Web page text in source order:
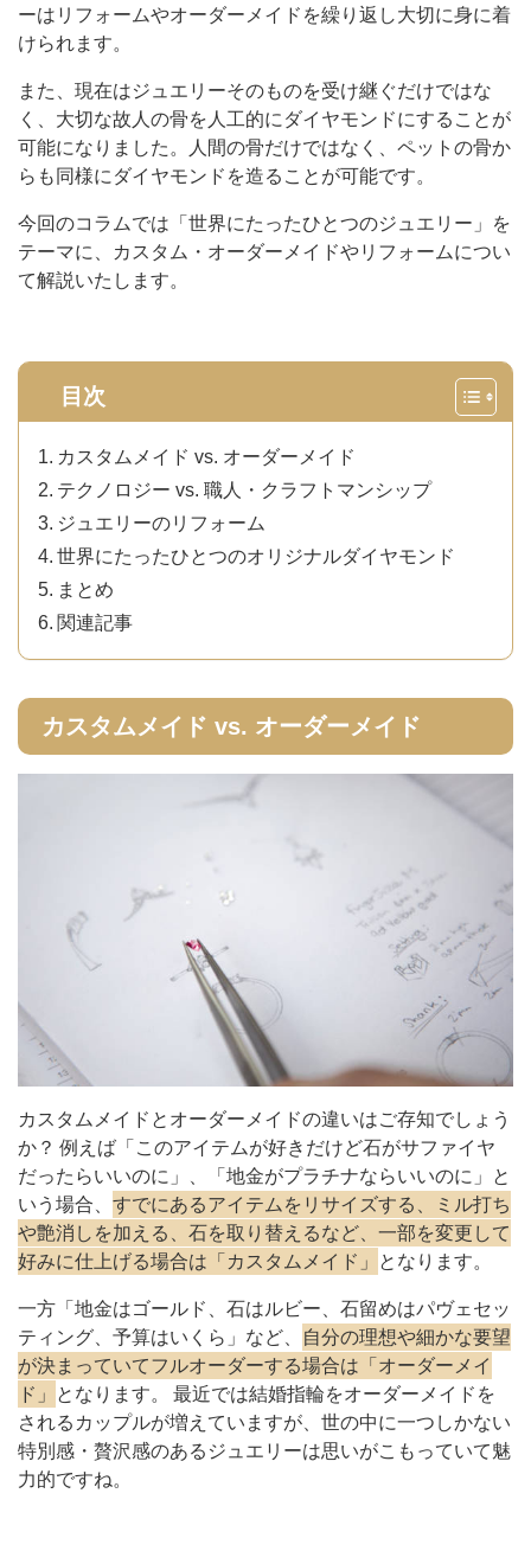
ーはリフォームやオーダーメイドを繰り返し大切に身に着
けられます。
また、現在はジュエリーそのものを受け継ぐだけではな
く、大切な故人の骨を人工的にダイヤモンドにすることが
可能になりました。人間の骨だけではなく、ペットの骨か
らも同様にダイヤモンドを造ることが可能です。
今回のコラムでは「世界にたったひとつのジュエリー」を
テーマに、カスタム・オーダーメイドやリフォームについ
て解説いたします。
目次
カスタムメイド vs. オーダーメイド
テクノロジー vs. 職人・クラフトマンシップ
ジュエリーのリフォーム
世界にたったひとつのオリジナルダイヤモンド
まとめ
関連記事
カスタムメイド vs. オーダーメイド
カスタムメイドとオーダーメイドの違いはご存知でしょう
か？ 例えば「このアイテムが好きだけど石がサファイヤ
だったらいいのに」、「地金がプラチナならいいのに」と
いう場合、 すでにあるアイテムをリサイズする、ミル打ち
や艶消しを加える、石を取り替えるなど、一部を変更して
好みに仕上げる場合は「カスタムメイド」
となります。
一方「地金はゴールド、石はルビー、石留めはパヴェセッ
ティング、予算はいくら」など、
自分の理想や細かな要望
が決まっていてフルオーダーする場合は「オーダーメイ
ド」
となります。 最近では結婚指輪をオーダーメイドを
されるカップルが増えていますが、世の中に一つしかない
特別感・贅沢感のあるジュエリーは思いがこもっていて魅
力的ですね。